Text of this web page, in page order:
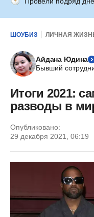
ШОУБИЗ ЛИЧНАЯ
Айдана Юдина
Бывший
Итоги 2021:
разводы в
Опубликовано:
29 декабря 2021, 06:19